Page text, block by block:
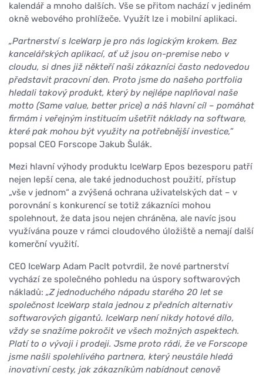
kalendář a mnoho dalších. Vše se přitom nachází v jediném
okně webového prohlížeče. Využít lze i mobilní aplikaci.
„Partnerství s IceWarp je pro nás logickým krokem. Bez
kancelářských aplikací, ať už jsou on-premise nebo v
cloudu, si dnes již někteří naši zákazníci často nedovedou
představit pracovní den. Proto jsme do našeho portfolia
hledali takový produkt, který by nejlépe naplňoval naše
motto (Same value, better price) a náš hlavní cíl – pomáhat
firmám i veřejným institucím ušetřit náklady na software,
které pak mohou být využity na potřebnější investice,”
popsal CEO Forscope Jakub Šulák.
Mezi hlavní výhody produktu IceWarp Epos bezesporu patří
nejen lepší cena, ale také jednoduchost použití, přístup
„vše v jednom“ a zvýšená ochrana uživatelských dat – v
porovnání s konkurencí se totiž zákazníci mohou
spolehnout, že data jsou nejen chráněna, ale navíc jsou
využívána pouze v rámci cloudového úložiště a nemají další
komerční využití.
CEO IceWarp Adam Paclt potvrdil, že nové partnerství
vychází ze společného pohledu na úspory softwarových
nákladů: „Z jednoduchého nápadu starého 20 let se
společnost IceWarp stala jednou z předních alternativ
softwarových gigantů. IceWarp není nikdy hotové dílo,
vždy se snažíme pokročit ve všech možných aspektech.
Platí to o vývoji i prodeji. Jsme proto rádi, že ve Forscope
jsme našli spolehlivého partnera, který neustále hledá
inovativní cesty, jak zákazníkům nabídnout cenově